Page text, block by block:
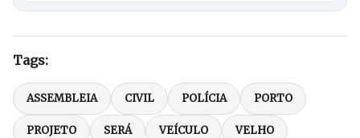
Tags:
ASSEMBLEIA CIVIL POLÍCIA PORTO
PROJETO SERÁ VEÍCULO VELHO